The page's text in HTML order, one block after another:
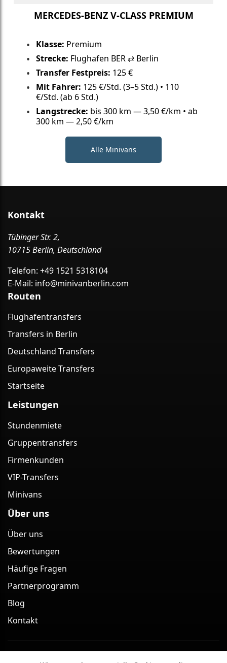
MERCEDES-BENZ V-CLASS PREMIUM
Klasse: Premium
Strecke: Flughafen BER ⇄ Berlin
Transfer Festpreis: 125 €
Mit Fahrer: 125 €/Std. (3–5 Std.) • 110
€/Std. (ab 6 Std.)
Langstrecke: bis 300 km — 3,50 €/km • ab
300 km — 2,50 €/km
Alle Minivans
Kontakt
Tübinger Str. 2,
10715 Berlin, Deutschland
Telefon: +49 1521 5318104
E-Mail: info@minivanberlin.com
Routen
Flughafentransfers
Transfers in Berlin
Deutschland Transfers
Europaweite Transfers
Startseite
Leistungen
Stundenmiete
Gruppentransfers
Firmenkunden
VIP-Transfers
Minivans
Über uns
Über uns
Bewertungen
Häufige Fragen
Partnerprogramm
Blog
Kontakt
Minivan Berlin – Minivan-Transfer-Service in Berlin